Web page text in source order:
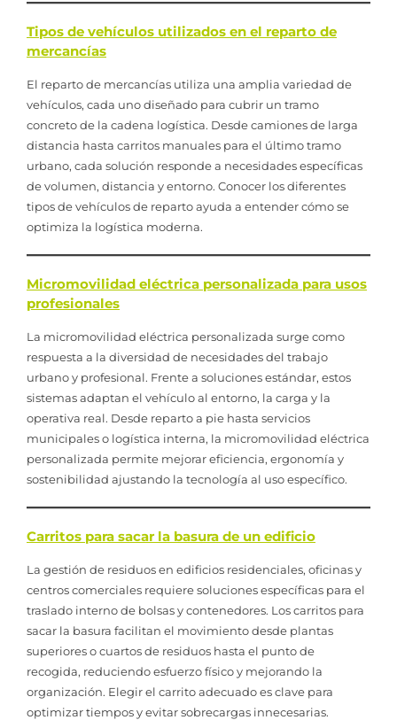
Tipos de vehículos utilizados en el reparto de
mercancías
El reparto de mercancías utiliza una amplia variedad de
vehículos, cada uno diseñado para cubrir un tramo
concreto de la cadena logística. Desde camiones de larga
distancia hasta carritos manuales para el último tramo
urbano, cada solución responde a necesidades específicas
de volumen, distancia y entorno. Conocer los diferentes
tipos de vehículos de reparto ayuda a entender cómo se
optimiza la logística moderna.
Micromovilidad eléctrica personalizada para usos
profesionales
La micromovilidad eléctrica personalizada surge como
respuesta a la diversidad de necesidades del trabajo
urbano y profesional. Frente a soluciones estándar, estos
sistemas adaptan el vehículo al entorno, la carga y la
operativa real. Desde reparto a pie hasta servicios
municipales o logística interna, la micromovilidad eléctrica
personalizada permite mejorar eficiencia, ergonomía y
sostenibilidad ajustando la tecnología al uso específico.
Carritos para sacar la basura de un edificio
La gestión de residuos en edificios residenciales, oficinas y
centros comerciales requiere soluciones específicas para el
traslado interno de bolsas y contenedores. Los carritos para
sacar la basura facilitan el movimiento desde plantas
superiores o cuartos de residuos hasta el punto de
recogida, reduciendo esfuerzo físico y mejorando la
organización. Elegir el carrito adecuado es clave para
optimizar tiempos y evitar sobrecargas innecesarias.